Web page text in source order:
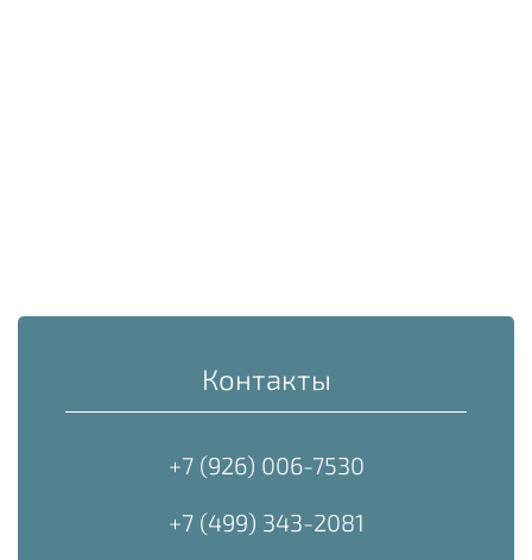
Контакты
+7 (926) 006-7530
+7 (499) 343-2081